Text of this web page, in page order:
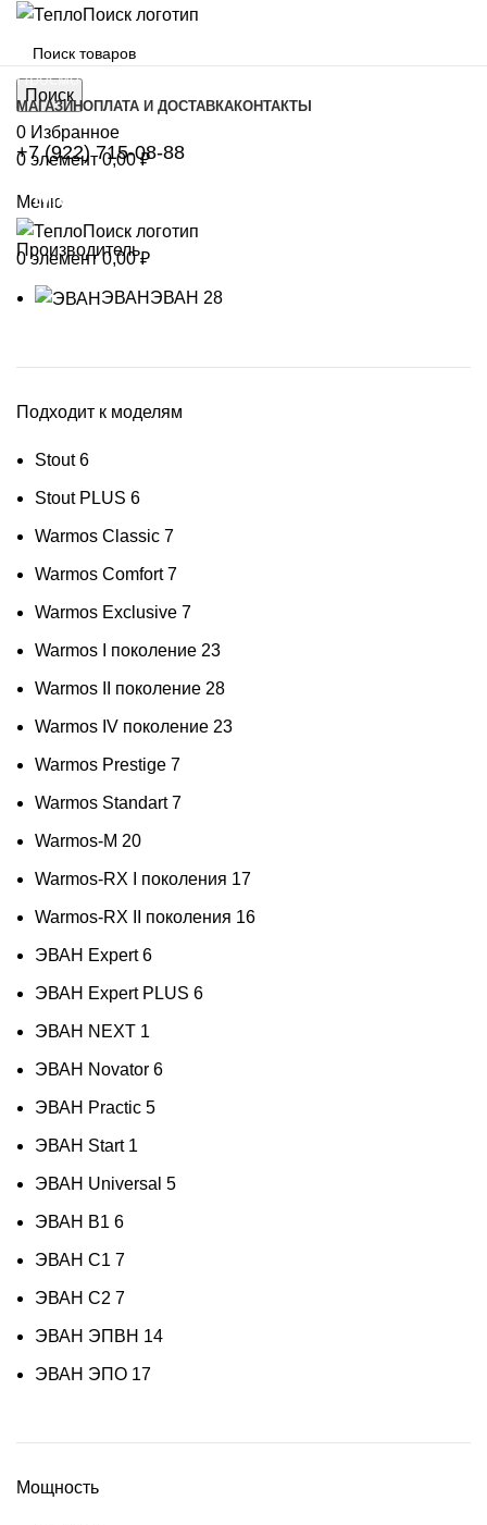
Поиск
+7 (922) 715-08-88
Меню
0элемент 0,00₽
Просмотр категорий
МАГАЗИНОПЛАТА И ДОСТАВКАКОНТАКТЫ
0 Избранное
0элемент 0,00₽
Магазин
Производитель
ЭВАН ЭВАН 28
Подходит к моделям
Stout 6
Stout PLUS 6
Warmos Classic 7
Warmos Comfort 7
Warmos Exclusive 7
Warmos I поколение 23
Warmos II поколение 28
Warmos IV поколение 23
Warmos Prestige 7
Warmos Standart 7
Warmos-M 20
Warmos-RX I поколения 17
Warmos-RX II поколения 16
ЭВАН Expert 6
ЭВАН Expert PLUS 6
ЭВАН NEXT 1
ЭВАН Novator 6
ЭВАН Practic 5
ЭВАН Start 1
ЭВАН Universal 5
ЭВАН В1 6
ЭВАН С1 7
ЭВАН С2 7
ЭВАН ЭПВН 14
ЭВАН ЭПО 17
Мощность